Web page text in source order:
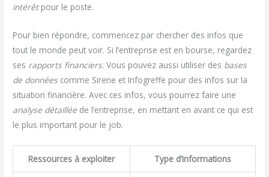
intérêtpour le poste.
Pour bien répondre, commencez par chercher des infos que
tout le monde peut voir. Si l’entreprise est en bourse, regardez
ses rapports financiers. Vous pouvez aussi utiliser des bases
de donnéescomme Sirene et Infogreffe pour des infos sur la
situation financière. Avec ces infos, vous pourrez faire une
analyse détaillée de l’entreprise, en mettant en avant ce qui est
le plus important pour le job.
Ressources à exploiter Type d’informations